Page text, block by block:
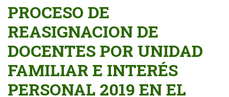
PROCESO DE
REASIGNACION DE
DOCENTES POR UNIDAD
FAMILIAR E INTERÉS
PERSONAL 2019 EN EL